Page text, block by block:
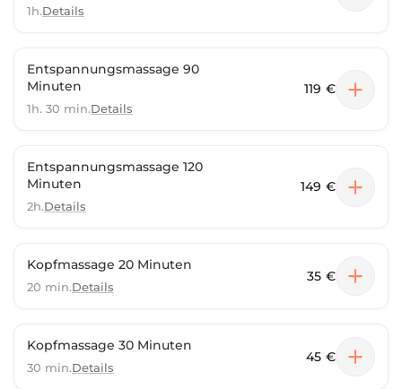
1h.Details
Entspannungsmassage 90
Minuten
1h. 30 min.Details
119 €
Entspannungsmassage 120
Minuten
2h.Details
149 €
Kopfmassage 20 Minuten
20 min.Details
35 €
Kopfmassage 30 Minuten
30 min.Details
45 €